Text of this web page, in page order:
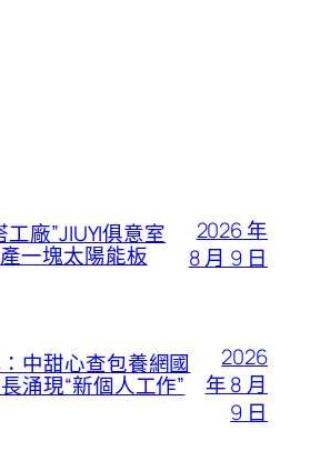
廠”JIUYI俱意室
一塊太陽能板
2026 年
8 月 9 日
中甜心查包養網國
涌現“新個人工作”
2026
年 8 月
9 日